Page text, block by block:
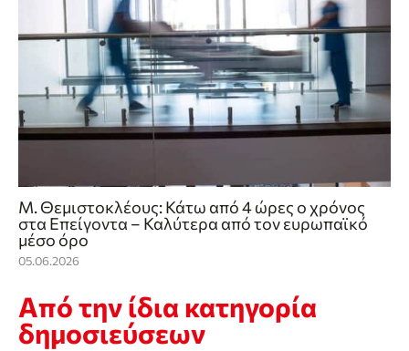
Μ. Θεμιστοκλέους: Κάτω από 4 ώρες ο χρόνος
στα Επείγοντα – Καλύτερα από τον ευρωπαϊκό
μέσο όρο
05.06.2026
Από την ίδια κατηγορία
δημοσιεύσεων